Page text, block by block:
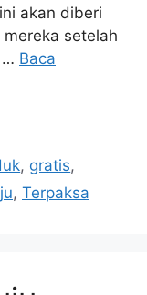
akan diberi
setelah
… Baca
, gratis,
, Terpaksa